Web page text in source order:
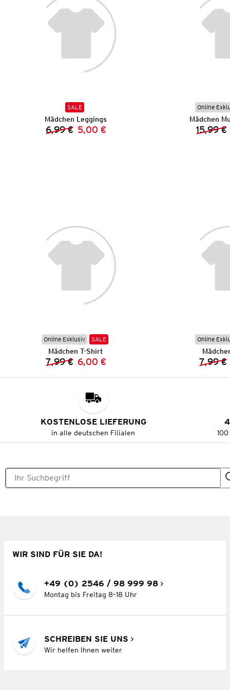
SALE
Mädchen Leggings
Vorheriger Preis:
6,99 € Neuer Preis:
5,00 €
Online
Mädchen
15,99 €
Online Exklusiv SALE
Mädchen T-Shirt
Vorheriger Preis:
7,99 € Neuer Preis:
6,00 €
Online
7,99 €
KOSTENLOSE LIEFERUNG
in alle deutschen Filialen
WIR SIND FÜR SIE DA!
+49 (0) 2546 / 98 999 98
Montag bis Freitag 8–18 Uhr
SCHREIBEN SIE UNS
Wir helfen Ihnen weiter